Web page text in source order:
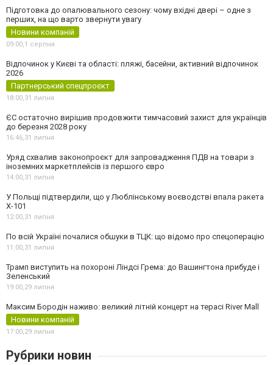
Підготовка до опалювального сезону: чому вхідні двері – одне з
перших, на що варто звернути увагу
Новини компаній
09:00,1 серпня
Відпочинок у Києві та області: пляжі, басейни, активний відпочинок
2026
Партнерський спецпроєкт
18:00,31 липня
ЄС остаточно вирішив продовжити тимчасовий захист для українців
до березня 2028 року
16:46,31 липня
Уряд схвалив законопроєкт для запровадження ПДВ на товари з
іноземних маркетплейсів із першого євро
14:00,31 липня
У Польщі підтвердили, що у Люблінському воєводстві впала ракета
Х-101
12:00,31 липня
По всій Україні почалися обшуки в ТЦК: що відомо про спецоперацію
11:00,31 липня
Трамп виступить на похороні Ліндсі Грема: до Вашингтона прибуде і
Зеленський
19:00,29 липня
Максим Бородін наживо: великий літній концерт на терасі River Mall
Новини компаній
17:00,29 липня
Рубрики новин